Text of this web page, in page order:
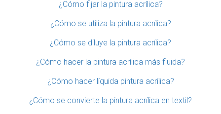
¿Cómo fijar la pintura acrílica?
¿Cómo se utiliza la pintura acrílica?
¿Cómo se diluye la pintura acrílica?
¿Cómo hacer la pintura acrílica más fluida?
¿Cómo hacer líquida pintura acrílica?
¿Cómo se convierte la pintura acrílica en textil?